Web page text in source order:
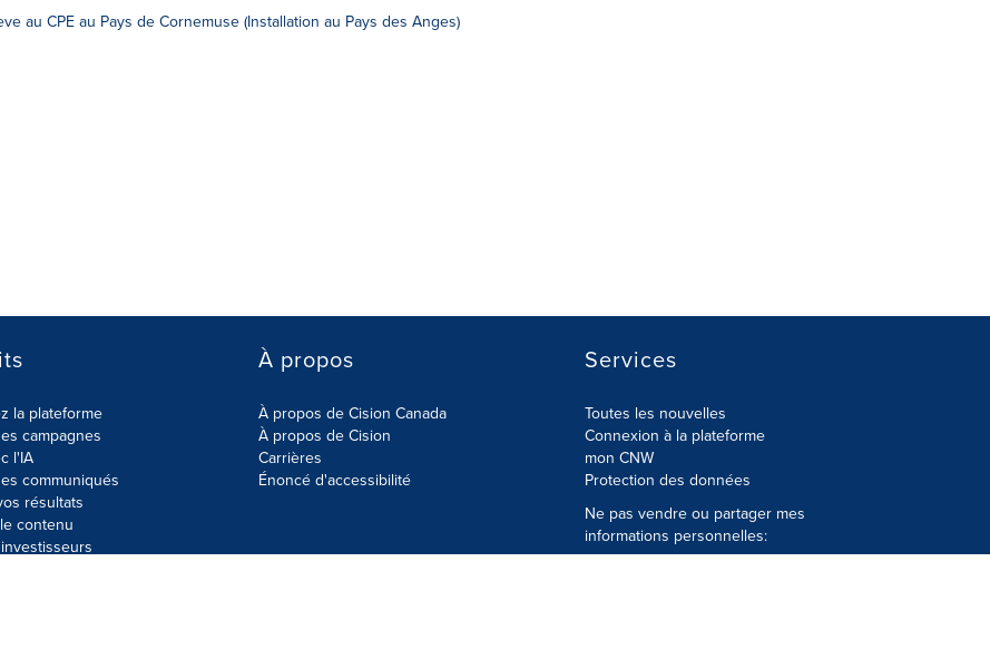
au CPE au Pays de Cornemuse (Installation au Pays des Anges)
la plateforme
campagnes
l'IA
communiqués
résultats
contenu
À propos
À propos de Cision Canada
À propos de Cision
Carrières
Énoncé d'accessibilité
Services
Toutes les nouvelles
Connexion à la plateforme
mon CNW
Protection des données
Ne pas vendre ou partager mes
informations personnelles: